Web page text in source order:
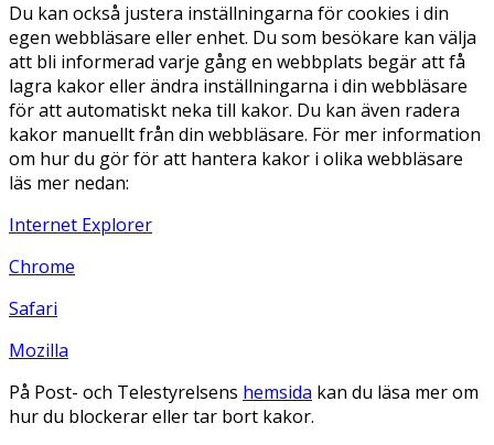
Du kan också justera inställningarna för cookies i din
egen webbläsare eller enhet. Du som besökare kan välja
att bli informerad varje gång en webbplats begär att få
lagra kakor eller ändra inställningarna i din webbläsare
för att automatiskt neka till kakor. Du kan även radera
kakor manuellt från din webbläsare. För mer information
om hur du gör för att hantera kakor i olika webbläsare
läs mer nedan:
Internet Explorer
Chrome
Safari
Mozilla
På Post- och Telestyrelsens hemsida kan du läsa mer om
hur du blockerar eller tar bort kakor.